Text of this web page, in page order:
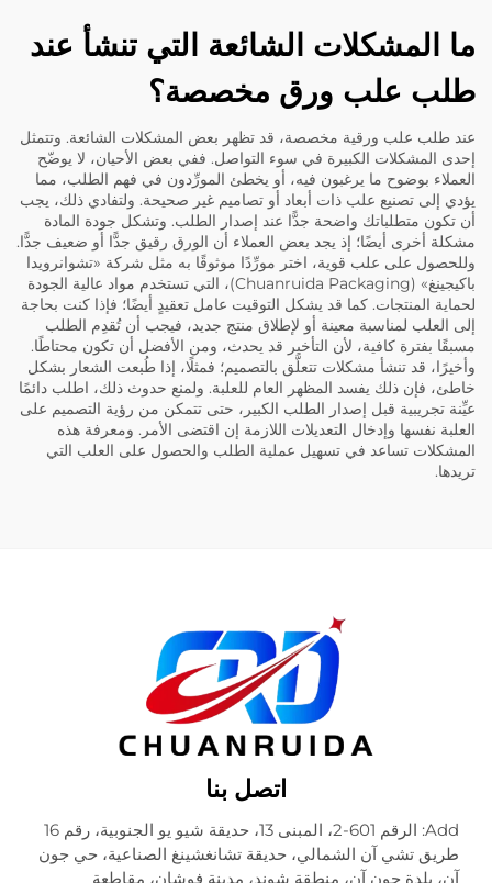
ما المشكلات الشائعة التي تنشأ عند
طلب علب ورق مخصصة؟
عند طلب علب ورقية مخصصة، قد تظهر بعض المشكلات الشائعة. وتتمثل
إحدى المشكلات الكبيرة في سوء التواصل. ففي بعض الأحيان، لا يوضّح
العملاء بوضوح ما يرغبون فيه، أو يخطئ المورِّدون في فهم الطلب، مما
يؤدي إلى تصنيع علب ذات أبعاد أو تصاميم غير صحيحة. ولتفادي ذلك، يجب
أن تكون متطلباتك واضحة جدًّا عند إصدار الطلب. وتشكل جودة المادة
مشكلة أخرى أيضًا؛ إذ يجد بعض العملاء أن الورق رقيق جدًّا أو ضعيف جدًّا.
وللحصول على علب قوية، اختر مورِّدًا موثوقًا به مثل شركة «تشوانرويدا
باكيجينغ» (Chuanruida Packaging)، التي تستخدم مواد عالية الجودة
لحماية المنتجات. كما قد يشكل التوقيت عامل تعقيدٍ أيضًا؛ فإذا كنت بحاجة
إلى العلب لمناسبة معينة أو لإطلاق منتج جديد، فيجب أن تُقدِم الطلب
مسبقًا بفترة كافية، لأن التأخير قد يحدث، ومن الأفضل أن تكون محتاطًا.
وأخيرًا، قد تنشأ مشكلات تتعلَّق بالتصميم؛ فمثلًا، إذا طُبعت الشعار بشكل
خاطئ، فإن ذلك يفسد المظهر العام للعلبة. ولمنع حدوث ذلك، اطلب دائمًا
عيِّنة تجريبية قبل إصدار الطلب الكبير، حتى تتمكن من رؤية التصميم على
العلبة نفسها وإدخال التعديلات اللازمة إن اقتضى الأمر. ومعرفة هذه
المشكلات تساعد في تسهيل عملية الطلب والحصول على العلب التي
تريدها.
اتصل بنا
Add: الرقم 601-2، المبنى 13، حديقة شيو يو الجنوبية، رقم 16
طريق تشي آن الشمالي، حديقة تشانغشينغ الصناعية، حي جون
آن، بلدة جون آن، منطقة شوند، مدينة فوشان، مقاطعة